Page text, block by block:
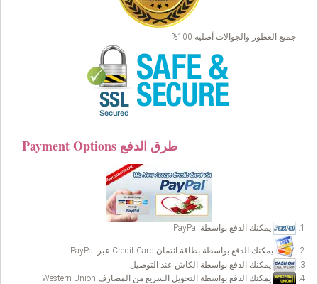
جميع العطور والجوالات أصلية 100%
Payment Options طرق الدفع
يمكنك الدفع بواسطة PayPal
يمكنك الدفع بواسطة بطاقة ائتمان Credit Card عبر PayPal
يمكنك الدفع بواسطة الكاش عند التوصيل
يمكنك الدفع بواسطة التحويل السريع من المصارف Western Union